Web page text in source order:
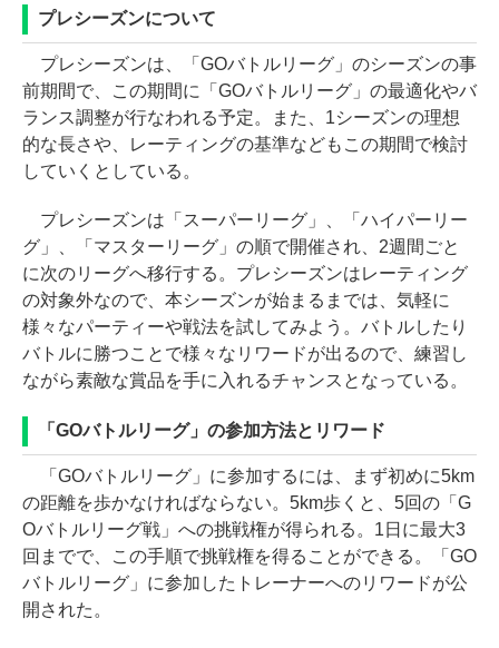
プレシーズンについて
プレシーズンは、「GOバトルリーグ」のシーズンの事
前期間で、この期間に「GOバトルリーグ」の最適化やバ
ランス調整が行なわれる予定。また、1シーズンの理想
的な長さや、レーティングの基準などもこの期間で検討
していくとしている。
プレシーズンは「スーパーリーグ」、「ハイパーリー
グ」、「マスターリーグ」の順で開催され、2週間ごと
に次のリーグへ移行する。プレシーズンはレーティング
の対象外なので、本シーズンが始まるまでは、気軽に
様々なパーティーや戦法を試してみよう。バトルしたり
バトルに勝つことで様々なリワードが出るので、練習し
ながら素敵な賞品を手に入れるチャンスとなっている。
「GOバトルリーグ」の参加方法とリワード
「GOバトルリーグ」に参加するには、まず初めに5km
の距離を歩かなければならない。5km歩くと、5回の「G
Oバトルリーグ戦」への挑戦権が得られる。1日に最大3
回までで、この手順で挑戦権を得ることができる。「GO
バトルリーグ」に参加したトレーナーへのリワードが公
開された。